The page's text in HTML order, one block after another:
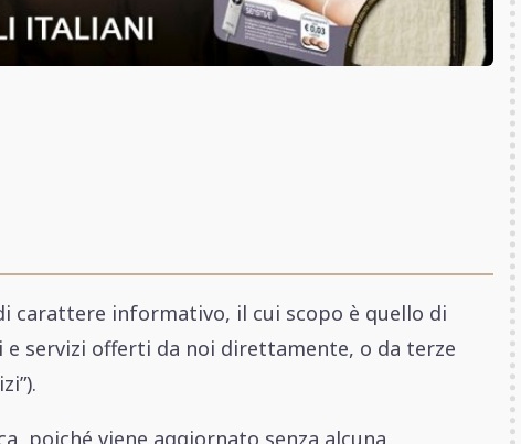
carattere informativo, il cui scopo è quello di
servizi offerti da noi direttamente, o da terze
poiché viene aggiornato senza alcuna